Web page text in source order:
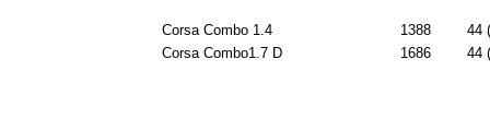
Corsa Combo 1.4 1388
44
Corsa Combo1.7 D
1686 44